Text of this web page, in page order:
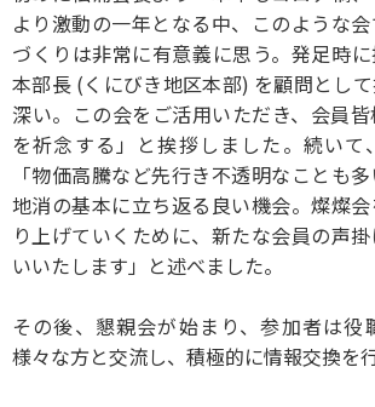
より激動の一年となる中、このような
づくりは非常に有意義に思う。発足時
本部長 (くにびき地区本部) を顧問とし
深い。この会をご活用いただき、会員
を祈念する」と挨拶しました。続いて
「物価高騰など先行き不透明なことも
地消の基本に立ち返る良い機会。燦燦
り上げていくために、新たな会員の声
いいたします」と述べました。
その後、懇親会が始まり、参加者は役
様々な方と交流し、積極的に情報交換を